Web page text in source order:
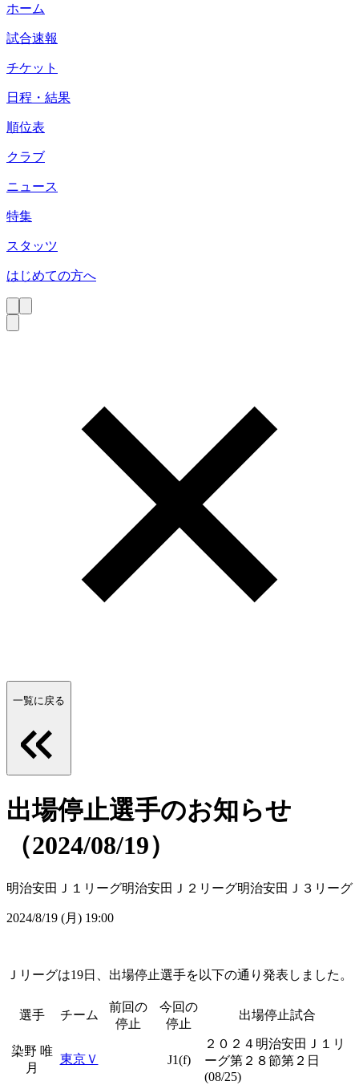
ホーム
試合速報
チケット
日程・結果
順位表
クラブ
ニュース
特集
スタッツ
はじめての方へ
一覧に戻る
出場停止選手のお知らせ
（2024/08/19）
明治安田Ｊ１リーグ明治安田Ｊ２リーグ明治安田Ｊ３リーグ
2024/8/19 (月) 19:00
Ｊリーグは19日、出場停止選手を以下の通り発表しました。
選手 チーム
前回の
停止
今回の
停止
出場停止試合
染野 唯
月
東京Ｖ J1(f)
２０２４明治安田Ｊ１リ
ーグ第２８節第２日
(08/25)